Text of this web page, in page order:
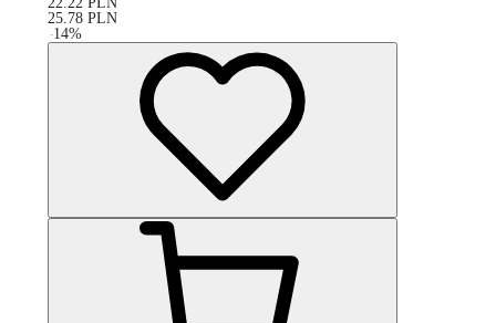
25.78 PLN
-14%